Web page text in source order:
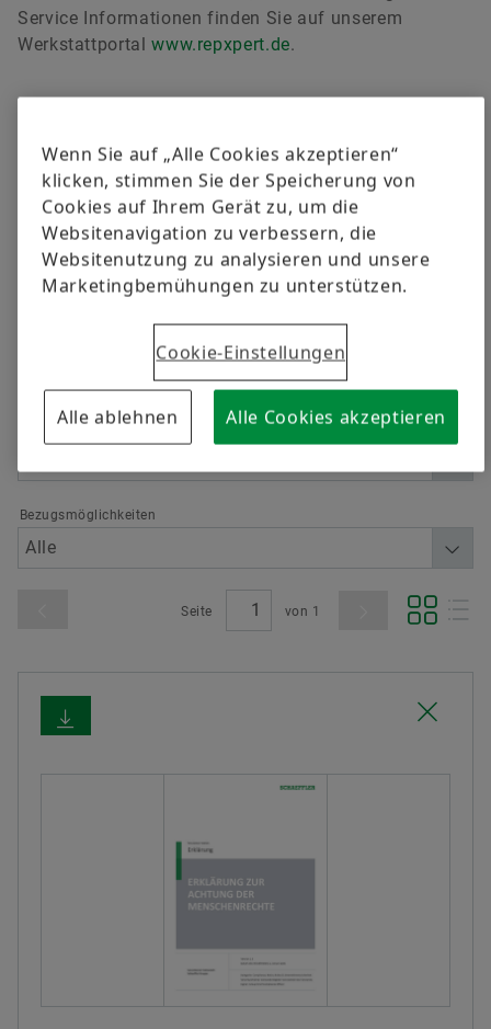
Qualität
Schulungen
Service Informationen finden Sie auf unserem
Werkstattportalwww.repxpert.de.
Filtern
Medienkategorie
Bezugsmöglichkeiten
Seite von 1
Wenn Sie auf „Alle Cookies akzeptieren“
klicken, stimmen Sie der Speicherung von
Cookies auf Ihrem Gerät zu, um die
Websitenavigation zu verbessern, die
Websitenutzung zu analysieren und unsere
Marketingbemühungen zu unterstützen.
Cookie-Einstellungen
Alle ablehnen Alle Cookies akzeptieren